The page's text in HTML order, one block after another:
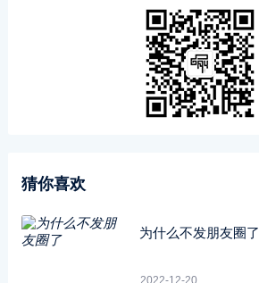
猜你喜欢
为什么不发朋友圈了
2022-12-20